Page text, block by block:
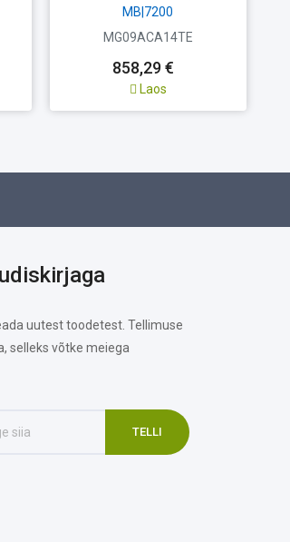
MB|7200
rpm|3,5"|MG09ACA14TE
MG09ACA14TE
858,29 €
Laos
uutest toodetest. Tellimuse
selleks võtke meiega